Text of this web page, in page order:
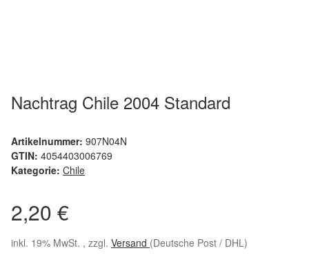
Nachtrag Chile 2004 Standard
Artikelnummer: 907N04N
GTIN: 4054403006769
Kategorie: Chile
2,20 €
inkl. 19% MwSt. , zzgl. Versand (Deutsche Post / DHL)